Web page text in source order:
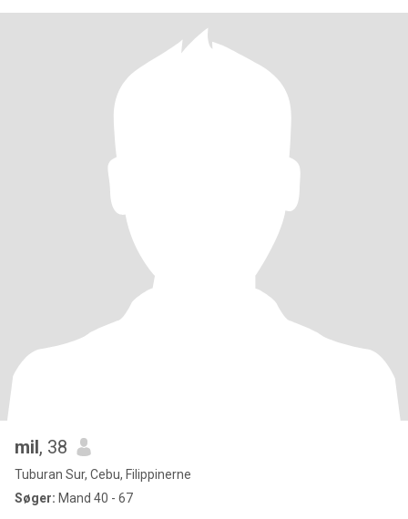
mil, 38
Tuburan Sur, Cebu, Filippinerne
Søger: Mand 40 - 67